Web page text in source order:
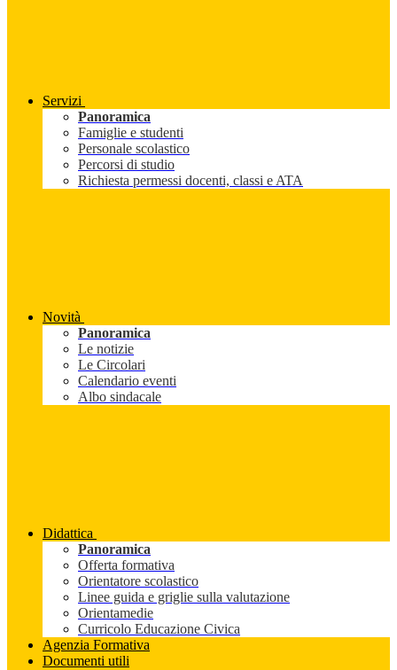
Servizi
Panoramica
Famiglie e studenti
Personale scolastico
Percorsi di studio
Richiesta permessi docenti, classi e ATA
Novità
Panoramica
Le notizie
Le Circolari
Calendario eventi
Albo sindacale
Didattica
Panoramica
Offerta formativa
Orientatore scolastico
Linee guida e griglie sulla valutazione
Orientamedie
Curricolo Educazione Civica
Agenzia Formativa
Documenti utili